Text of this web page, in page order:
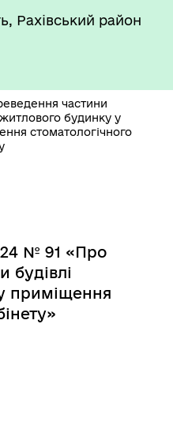
Рахівський район
частини
житлового будинку у
стоматологічного
№ 91 «Про
будівлі
приміщення